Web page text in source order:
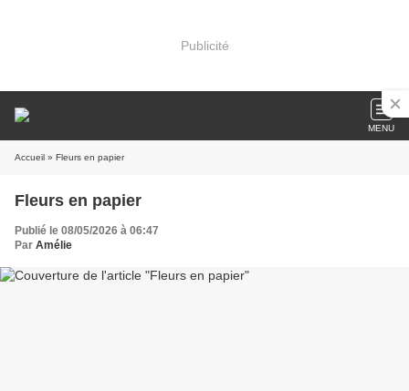
Publicité
MENU
Accueil » Fleurs en papier
Fleurs en papier
Publié le 08/05/2026 à 06:47
Par Amélie